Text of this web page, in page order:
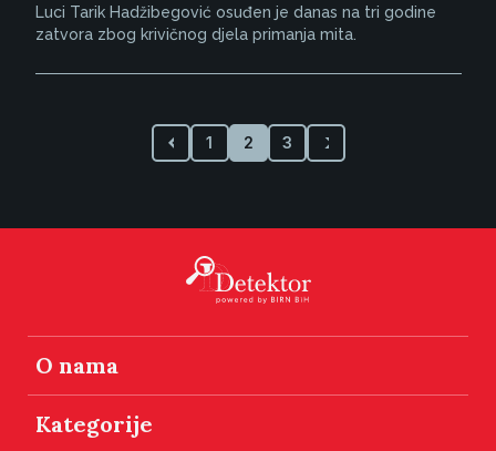
Luci Tarik Hadžibegović osuđen je danas na tri godine
zatvora zbog krivičnog djela primanja mita.
1 2 3
O nama
Kategorije